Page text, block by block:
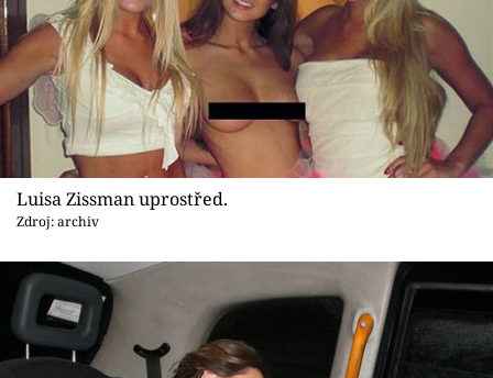
Luisa Zissman uprostřed.
Zdroj: archiv